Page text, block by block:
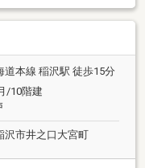
気軽に担当者までご
も柔軟対応！他社で
ご相談ください。ご
軽減できる場合も◎◆
さい！
道本線 稲沢駅 徒歩15分
/10階建
沢市井之口大宮町